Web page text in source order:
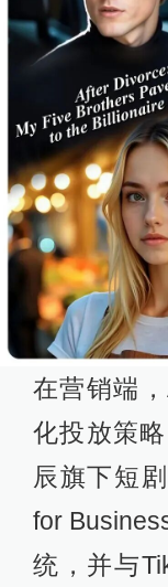
在营销端
化投放策
辰旗下短
for
统，并与